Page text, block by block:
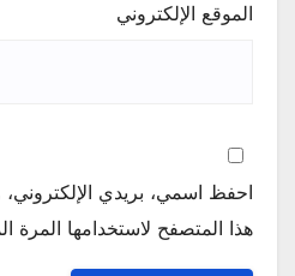
الموقع الإلكتروني
احفظ اسمي، بريدي الإلكتروني،
هذا المتصفح لاستخدامها المرة